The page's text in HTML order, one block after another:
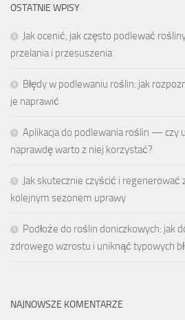
OSTATNIE WPISY
Jak ocenić, jak często podlewać
przelania i przesuszenia
Błędy w podlewaniu roślin: jak
je naprawić
Aplikacja do podlewania roślin — czy
naprawdę warto z niej korzystać?
Jak skutecznie czyścić i
kolejnym sezonem uprawy
Podłoże do roślin doniczkowych: jak
zdrowego wzrostu i uniknąć typowych
NAJNOWSZE KOMENTARZE